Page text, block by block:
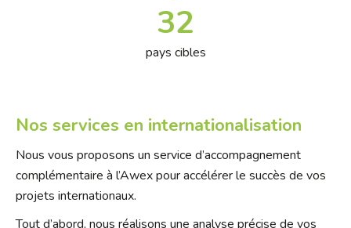
32
pays cibles
Nos services en internationalisation
Nous vous proposons un service d’accompagnement
complémentaire à l’Awex pour accélérer le succès de vos
projets internationaux.
Tout d’abord, nous réalisons une analyse précise de vos